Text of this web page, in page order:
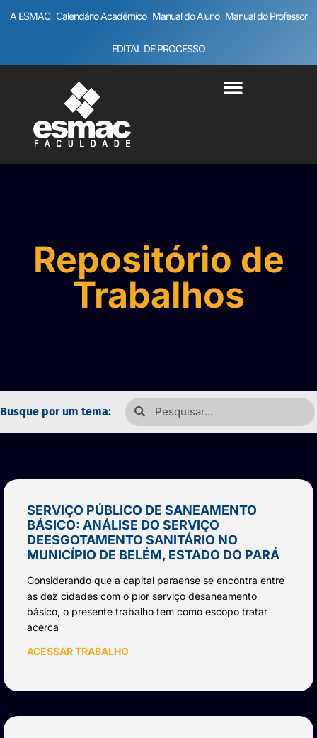
A ESMAC Calendário Acadêmico Manual do Aluno Manual do Professor
EDITAL DE PROCESSO
Repositório de
Trabalhos
Busque por um tema:
SERVIÇO PÚBLICO DE SANEAMENTO
BÁSICO: ANÁLISE DO SERVIÇO
DEESGOTAMENTO SANITÁRIO NO
MUNICÍPIO DE BELÉM, ESTADO DO PARÁ
Considerando que a capital paraense se encontra entre
as dez cidades com o pior serviço desaneamento
básico, o presente trabalho tem como escopo tratar
acerca
ACESSAR TRABALHO